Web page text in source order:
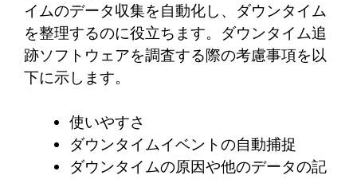
イムのデータ収集を自動化し、ダウンタイム
を整理するのに役立ちます。ダウンタイム追
跡ソフトウェアを調査する際の考慮事項を以
下に示します。
使いやすさ
ダウンタイムイベントの自動捕捉
ダウンタイムの原因や他のデータの記